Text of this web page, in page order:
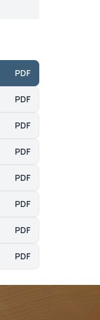
PDF
PDF
PDF
PDF
PDF
PDF
PDF
PDF